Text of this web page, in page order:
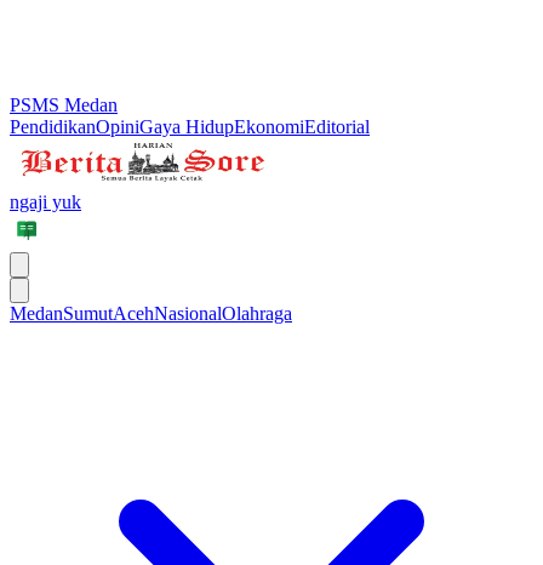
PSMS Medan
PendidikanOpiniGaya HidupEkonomiEditorial
ngaji yuk
MedanSumutAcehNasionalOlahraga